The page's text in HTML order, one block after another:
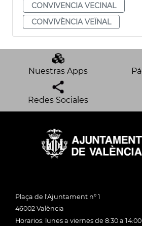
CONVIVENCIA VECINAL
CONVIVÈNCIA VEÏNAL
Nuestras Apps
Redes Sociales
Plaça de l'Ajuntament nº 1
46002 València
Horarios: lunes a viernes de 8:30 a